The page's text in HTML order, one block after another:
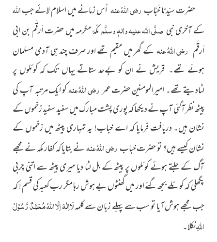
حضرت سیّدنا خَبَّابرضی اللہُ عنہاُس زمانے میں اسلام لائے جباللہ
کے آخری نبیصلَّی اللہ علیہ واٰلہٖ وسلَّممکّۂ مکرمہ میں حضرت اَرقَم بنابی
اَرقَم رضی اللہُ عنہکے گھر میں مقیم تھے اور صرف چند ہی آدمی مسلمان
ہوئے تھے۔ قریش نے ان کو بےحد ستاتے یہاں تک کہ کوئلوں پر
لٹادیتے تھے۔ امیرالمومنین حضرت عمررضی اللہُ عنہکو ایک مرتبہ آپ کی
پیٹھ نظر آگئی آپ نے دیکھا کہ پوری پشت مبارک میں سفید سفید زخموں کے
نشان ہیں۔ دریافت فرمایا کہ اے خباب! یہ تمہاری پیٹھ میں زخموں کے
نشان کیسے ہیں؟ تو حضرت خبابرضی اللہُ عنہنے بتایا کہ کفار مکہ نے مجھے
آگ کے جلتے ہوئے کوئلوں پر پیٹھ کے بل لٹا دیا میری پیٹھ سے اتنی چربی
پگھلی کہ کوئلے بجھ گئے اور میں گھنٹوں بے ہوش رہا مگر رب کعبہ کی قسم ! کہ
جب مجھے ہوش آیا تو سب سے پہلے زبان سے کلمہلَااِلٰہَ اِلَّا اللہُ مُحَمَّدٌ رَّسُوْلُ
اللہِنکلا۔